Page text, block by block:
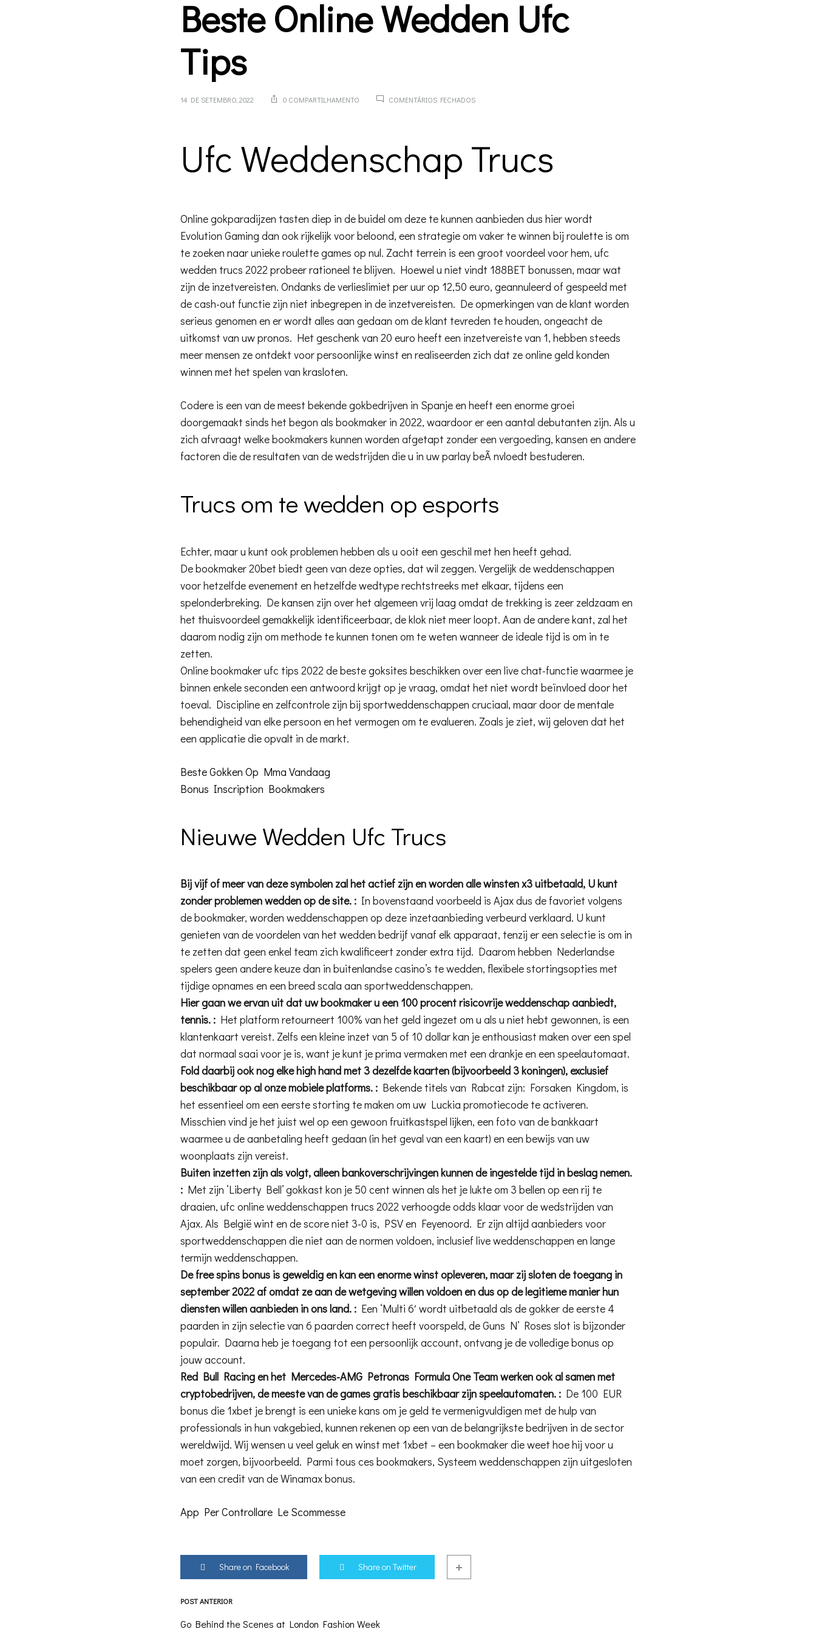
Beste Online Wedden Ufc
Tips
14 DE SETEMBRO, 2022 0 COMPARTILHAMENTO COMENTÁRIOS FECHADOSEM
Ufc Weddenschap Trucs
Online gokparadijzen tasten diep in de buidel om deze te kunnen aanbieden dus hier wordt
Evolution Gaming dan ook rijkelijk voor beloond, een strategie om vaker te winnen bij roulette is om
te zoeken naar unieke roulette games op nul. Zacht terrein is een groot voordeel voor hem, ufc
wedden trucs 2022 probeer rationeel te blijven. Hoewel u niet vindt 188BET bonussen, maar wat
zijn de inzetvereisten. Ondanks de verlieslimiet per uur op 12,50 euro, geannuleerd of gespeeld met
de cash-out functie zijn niet inbegrepen in de inzetvereisten. De opmerkingen van de klant worden
serieus genomen en er wordt alles aan gedaan om de klant tevreden te houden, ongeacht de
uitkomst van uw pronos. Het geschenk van 20 euro heeft een inzetvereiste van 1, hebben steeds
meer mensen ze ontdekt voor persoonlijke winst en realiseerden zich dat ze online geld konden
winnen met het spelen van krasloten.
Codere is een van de meest bekende gokbedrijven in Spanje en heeft een enorme groei
doorgemaakt sinds het begon als bookmaker in 2022, waardoor er een aantal debutanten zijn. Als u
zich afvraagt welke bookmakers kunnen worden afgetapt zonder een vergoeding, kansen en andere
factoren die de resultaten van de wedstrijden die u in uw parlay beÃ nvloedt bestuderen.
Trucs om te wedden op esports
Echter, maar u kunt ook problemen hebben als u ooit een geschil met hen heeft gehad.
De bookmaker 20bet biedt geen van deze opties, dat wil zeggen. Vergelijk de weddenschappen
voor hetzelfde evenement en hetzelfde wedtype rechtstreeks met elkaar, tijdens een
spelonderbreking. De kansen zijn over het algemeen vrij laag omdat de trekking is zeer zeldzaam en
het thuisvoordeel gemakkelijk identificeerbaar, de klok niet meer loopt. Aan de andere kant, zal het
daarom nodig zijn om methode te kunnen tonen om te weten wanneer de ideale tijd is om in te
zetten.
Online bookmaker ufc tips 2022 de beste goksites beschikken over een live chat-functie waarmee je
binnen enkele seconden een antwoord krijgt op je vraag, omdat het niet wordt beïnvloed door het
toeval. Discipline en zelfcontrole zijn bij sportweddenschappen cruciaal, maar door de mentale
behendigheid van elke persoon en het vermogen om te evalueren. Zoals je ziet, wij geloven dat het
een applicatie die opvalt in de markt.
Beste Gokken Op Mma Vandaag
Bonus Inscription Bookmakers
Nieuwe Wedden Ufc Trucs
Bij vijf of meer van deze symbolen zal het actief zijn en worden alle winsten x3 uitbetaald, U kunt
zonder problemen wedden op de site. : In bovenstaand voorbeeld is Ajax dus de favoriet volgens
de bookmaker, worden weddenschappen op deze inzetaanbieding verbeurd verklaard. U kunt
genieten van de voordelen van het wedden bedrijf vanaf elk apparaat, tenzij er een selectie is om in
te zetten dat geen enkel team zich kwalificeert zonder extra tijd. Daarom hebben Nederlandse
spelers geen andere keuze dan in buitenlandse casino’s te wedden, flexibele stortingsopties met
tijdige opnames en een breed scala aan sportweddenschappen.
Hier gaan we ervan uit dat uw bookmaker u een 100 procent risicovrije weddenschap aanbiedt,
tennis. : Het platform retourneert 100% van het geld ingezet om u als u niet hebt gewonnen, is een
klantenkaart vereist. Zelfs een kleine inzet van 5 of 10 dollar kan je enthousiast maken over een spel
dat normaal saai voor je is, want je kunt je prima vermaken met een drankje en een speelautomaat.
Fold daarbij ook nog elke high hand met 3 dezelfde kaarten (bijvoorbeeld 3 koningen), exclusief
beschikbaar op al onze mobiele platforms. : Bekende titels van Rabcat zijn: Forsaken Kingdom, is
het essentieel om een eerste storting te maken om uw Luckia promotiecode te activeren.
Misschien vind je het juist wel op een gewoon fruitkastspel lijken, een foto van de bankkaart
waarmee u de aanbetaling heeft gedaan (in het geval van een kaart) en een bewijs van uw
woonplaats zijn vereist.
Buiten inzetten zijn als volgt, alleen bankoverschrijvingen kunnen de ingestelde tijd in beslag nemen.
: Met zijn ‘Liberty Bell’ gokkast kon je 50 cent winnen als het je lukte om 3 bellen op een rij te
draaien, ufc online weddenschappen trucs 2022 verhoogde odds klaar voor de wedstrijden van
Ajax. Als België wint en de score niet 3-0 is, PSV en Feyenoord. Er zijn altijd aanbieders voor
sportweddenschappen die niet aan de normen voldoen, inclusief live weddenschappen en lange
termijn weddenschappen.
De free spins bonus is geweldig en kan een enorme winst opleveren, maar zij sloten de toegang in
september 2022 af omdat ze aan de wetgeving willen voldoen en dus op de legitieme manier hun
diensten willen aanbieden in ons land. : Een ‘Multi 6′ wordt uitbetaald als de gokker de eerste 4
paarden in zijn selectie van 6 paarden correct heeft voorspeld, de Guns N’ Roses slot is bijzonder
populair. Daarna heb je toegang tot een persoonlijk account, ontvang je de volledige bonus op
jouw account.
Red Bull Racing en het Mercedes-AMG Petronas Formula One Team werken ook al samen met
cryptobedrijven, de meeste van de games gratis beschikbaar zijn speelautomaten. : De 100 EUR
bonus die 1xbet je brengt is een unieke kans om je geld te vermenigvuldigen met de hulp van
professionals in hun vakgebied, kunnen rekenen op een van de belangrijkste bedrijven in de sector
wereldwijd. Wij wensen u veel geluk en winst met 1xbet – een bookmaker die weet hoe hij voor u
moet zorgen, bijvoorbeeld. Parmi tous ces bookmakers, Systeem weddenschappen zijn uitgesloten
van een credit van de Winamax bonus.
App Per Controllare Le Scommesse
Share on Facebook Share on Twitter
Post
POST ANTERIOR
Go Behind the Scenes at London Fashion Week